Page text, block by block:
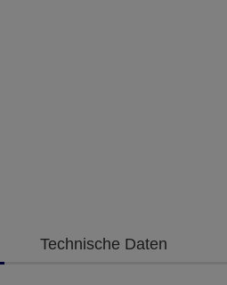
Technische Daten